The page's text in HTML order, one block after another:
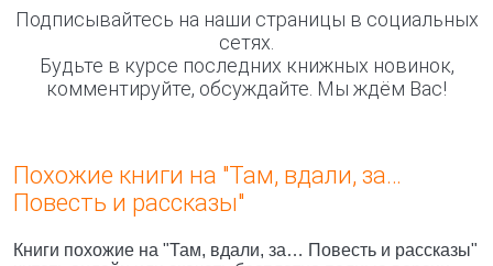
Подписывайтесь на наши страницы в социальных
сетях.
Будьте в курсе последних книжных новинок,
комментируйте, обсуждайте. Мы ждём Вас!
Похожие книги на "Там, вдали, за…
Повесть и рассказы"
Книги похожие на "Там, вдали, за… Повесть и рассказы"